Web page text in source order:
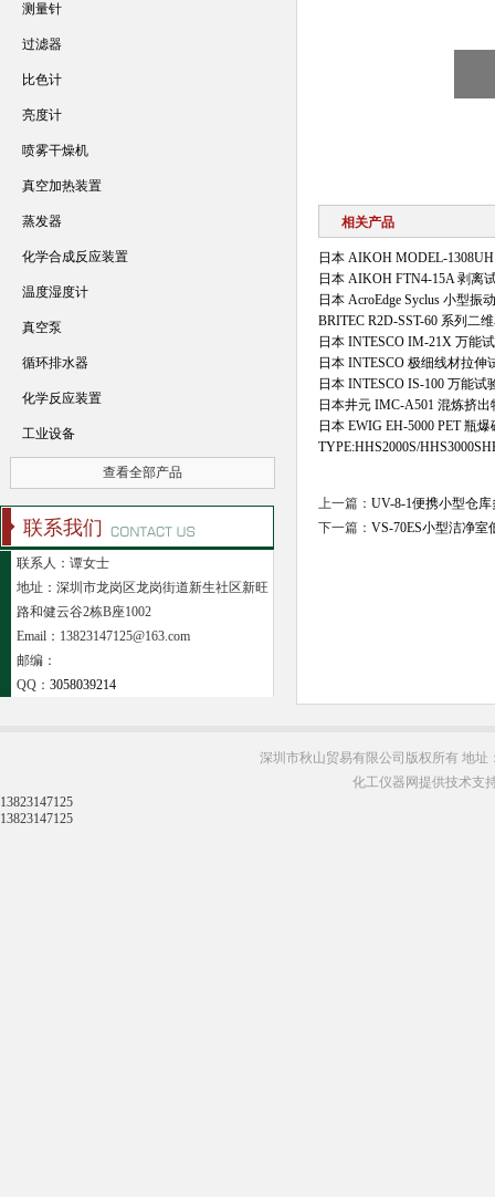
相关产品
日本 AIKOH
日本 AIKOH FTN4‑15A 剥离
日本 AcroEdge Syclus 小型振
BRITEC R2D-SST-60 系列二
日本 INTESCO IM-21X 万能
日本 INTESCO 极细线材拉伸
日本 INTESCO IS-100 万能试
日本井元 IMC-A501 混炼挤出
日本 EWIG EH-5000 PET 瓶
TYPE:HHS2000S/
上一篇： UV-8-1便携小型仓
下一篇： VS-70ES小型洁净
测量针
过滤器
比色计
亮度计
喷雾干燥机
真空加热装置
蒸发器
化学合成反应装置
温度湿度计
真空泵
循环排水器
化学反应装置
工业设备
查看全部产品
联系我们
联系人：谭女士
地址：深圳市龙岗区龙岗街道新生社区新旺
路和健云谷2栋B座1002
Email：13823147125@163.com
邮编：
QQ： 3058039214
深圳市秋山贸易有限公司版权所有 地址
化工仪器网提供技术支
13823147125
13823147125